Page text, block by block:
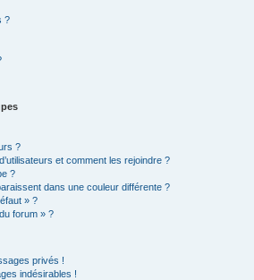
?
?
et comment les rejoindre ?
?
dans une couleur différente ?
» ?
forum » ?
privés !
indésirables !